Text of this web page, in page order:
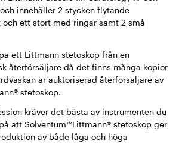
innehåller 2 stycken flytande
ett stort med ringar samt 2 små
ett Littmann stetoskop från en
återförsäljare då det finns många kopior
är auktoriserad återförsäljare av
stetoskop.
kräver det bästa av instrumenten du
att Solventum™Littmann® stetoskop ger
av både låga och höga